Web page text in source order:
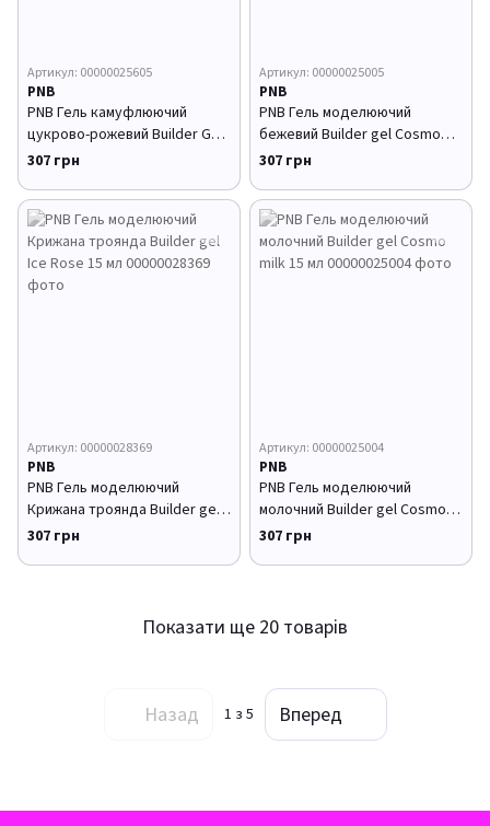
Артикул: 00000025605
PNB
PNB Гель камуфлюючий
цукрово-рожевий Builder Gel
Sweet Pink 15 мл
307 грн
Артикул: 00000025005
PNB
PNB Гель моделюючий
бежевий Builder gel Cosmo
beige 15 мл
307 грн
Артикул: 00000028369
PNB
PNB Гель моделюючий
Крижана троянда Builder gel
Ice Rose 15 мл
307 грн
Артикул: 00000025004
PNB
PNB Гель моделюючий
молочний Builder gel Cosmo
milk 15 мл
307 грн
Показати ще 20 товарів
Назад 1 з 5 Вперед